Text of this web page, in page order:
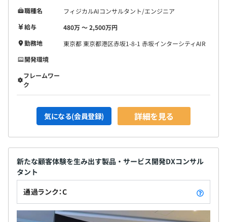
職種名
フィジカルAIコンサルタント/エンジニア
給与
480万 〜 2,500万円
勤務地
東京都 東京都港区赤坂1-8-1 赤坂インターシティAIR
開発環境
フレームワー
ク
気になる(会員登録) 詳細を見る
新たな顧客体験を生み出す製品・サービス開発DXコンサル
タント
通過ランク：C